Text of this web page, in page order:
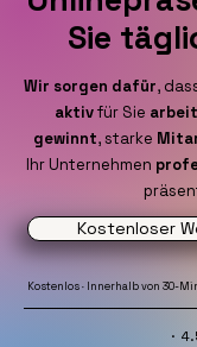
Sie
Wir sorgen dafür,
aktivfür Sie
gewinnt, starke
Ihr Unternehmen
Kostenloser
Kostenlos · Innerhalb von 30-
·